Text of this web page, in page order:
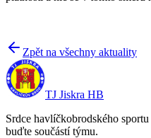
Zpět na všechny aktuality
TJ Jiskra HB
Srdce havlíčkobrodského
buďte součástí týmu.